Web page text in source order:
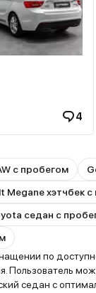
4
с пробегом
Megane хэтчбек
седан с
по
седан с